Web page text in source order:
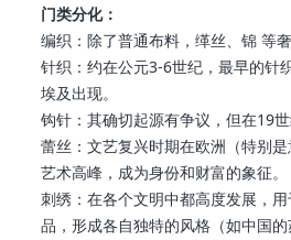
门类分化：
编织：除了普通布料，缂丝、锦 等
针织：约在公元3-6世纪，最早的针
埃及出现。
钩针：其确切起源有争议，但在19世
蕾丝：文艺复兴时期在欧洲（特别
艺术高峰，成为身份和财富的象征。
刺绣：在各个文明中都高度发展，
品，形成各自独特的风格（如中国